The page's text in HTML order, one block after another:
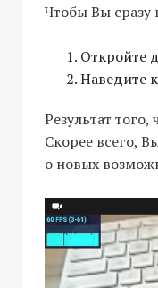
Чтобы Вы
Откройте
Наведите
Результат
Скорее всего,
о новых